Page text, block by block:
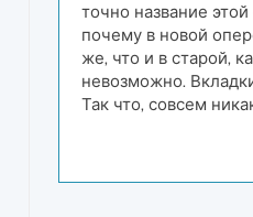
точно название
почему в новой
же, что и в старой,
невозможно.
Так что, совсем